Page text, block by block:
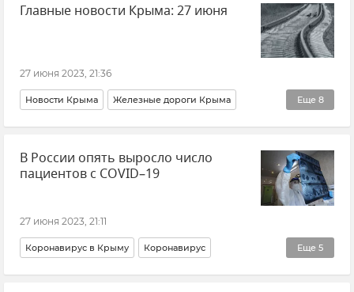
Попытка вооруженного мятежа в России Новости
Главные новости Крыма: 27 июня
27 июня 2023, 21:36
Еще 8
Новости Крыма Железные дороги Крыма
Михаил Развожаев Сергей Аксенов
Топливо в Крыму
Происшествия
В России опять выросло число
пациентов с COVID–19
27 июня 2023, 21:11
Еще 5
Коронавирус в Крыму Коронавирус
Распространение коронавируса в РФ Общество